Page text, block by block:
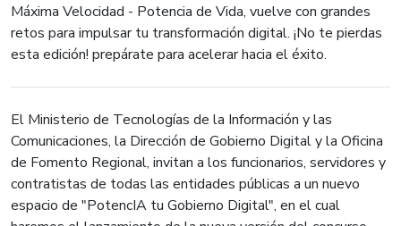
Máxima Velocidad - Potencia de Vida, vuelve con grandes
retos para impulsar tu transformación digital. ¡No te pierdas
esta edición! prepárate para acelerar hacia el éxito.
El Ministerio de Tecnologías de la Información y las
Comunicaciones, la Dirección de Gobierno Digital y la Oficina
de Fomento Regional, invitan a los funcionarios, servidores y
contratistas de todas las entidades públicas a un nuevo
espacio de "PotencIA tu Gobierno Digital", en el cual